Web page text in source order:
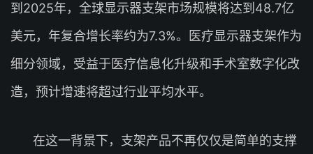
到2025年，全球显示器支架市场规模将达到48.7亿
美元，年复合增长率约为7.3%。医疗显示器支架作为
细分领域，受益于医疗信息化升级和手术室数字化改
造，预计增速将超过行业平均水平。
在这一背景下，支架产品不再仅仅是简单的支撑